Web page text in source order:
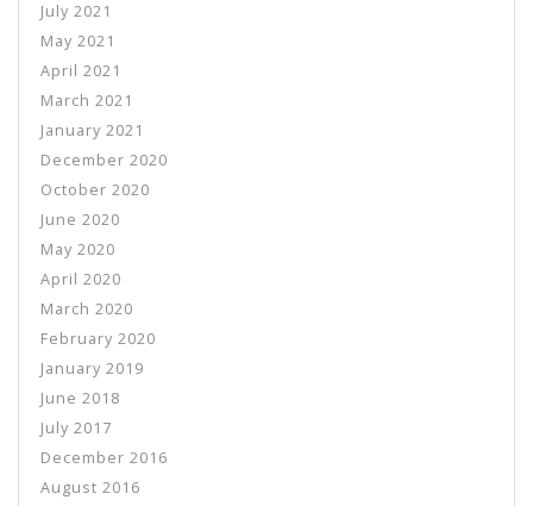
July 2021
May 2021
April 2021
March 2021
January 2021
December 2020
October 2020
June 2020
May 2020
April 2020
March 2020
February 2020
January 2019
June 2018
July 2017
December 2016
August 2016